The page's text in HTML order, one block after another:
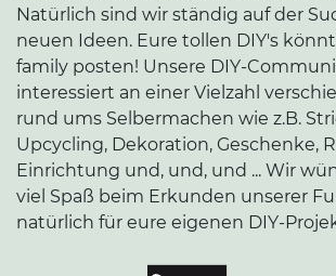
Natürlich sind wir ständig auf der
neuen Ideen. Eure tollen DIY's
family posten! Unsere DIY-
interessiert an einer Vielzahl
rund ums Selbermachen wie z.B.
Upcycling, Dekoration, Geschenke,
Einrichtung und, und, und ... Wir
viel Spaß beim Erkunden unserer
natürlich für eure eigenen DIY-